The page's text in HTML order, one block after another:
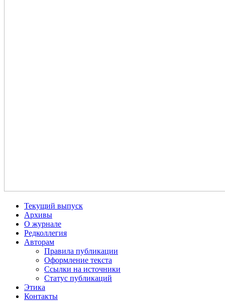
Текущий выпуск
Архивы
О журнале
Редколлегия
Авторам
Правила публикации
Оформление текста
Ссылки на источники
Статус публикаций
Этика
Контакты